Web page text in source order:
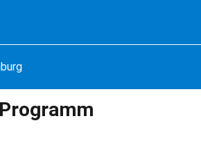
Brandenburg
Programm